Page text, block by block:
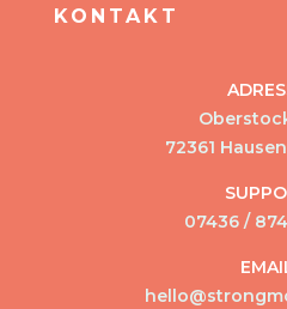
KONTAKT
72361
07436 /